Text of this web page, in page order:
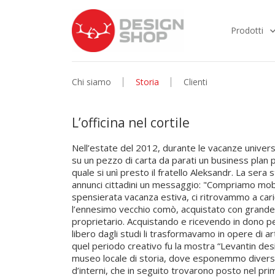
Prodotti
Chi siamo Storia Clienti
L’officina nel cortile
Nell’estate del 2012, durante le vacanze
su un pezzo di carta da parati un business plan
quale si unì presto il fratello Aleksandr. La sera
annunci cittadini un messaggio: "Compriamo
spensierata vacanza estiva, ci ritrovammo a
l’ennesimo vecchio comò, acquistato con
proprietario. Acquistando e ricevendo in dono
libero dagli studi li trasformavamo in opere di
quel periodo creativo fu la mostra “Levantin
museo locale di storia, dove esponemmo
d’interni, che in seguito trovarono posto nel